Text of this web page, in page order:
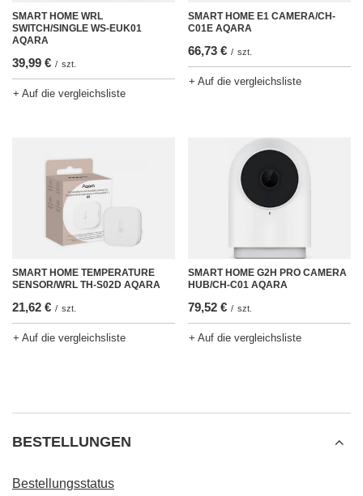
SMART HOME WRL
SWITCH/SINGLE WS-EUK01
AQARA
39,99 € / szt.
+ Auf die vergleichsliste
SMART HOME E1 CAMERA/CH-
C01E AQARA
66,73 € / szt.
+ Auf die vergleichsliste
SMART HOME TEMPERATURE
SENSOR/WRL TH-S02D AQARA
21,62 € / szt.
+ Auf die vergleichsliste
SMART HOME G2H PRO CAMERA
HUB/CH-C01 AQARA
79,52 € / szt.
+ Auf die vergleichsliste
BESTELLUNGEN
Bestellungsstatus